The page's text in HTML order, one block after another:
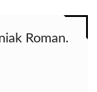
Roman.